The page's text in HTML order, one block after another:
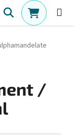
Hľadať
/